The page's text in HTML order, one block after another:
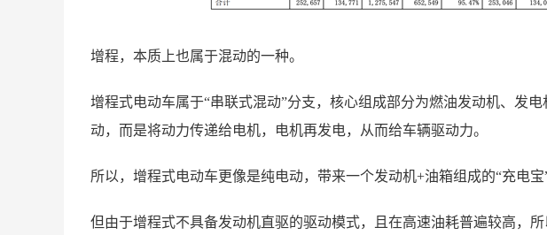
增程，本质上也属于混动的一种。
增程式电动车属于“串联式混动”分支，核心组成部分为燃油发动机、发
动，而是将动力传递给电机，电机再发电，从而给车辆驱动力。
所以，增程式电动车更像是纯电动，带来一个发动机+油箱组成的“充电宝”
但由于增程式不具备发动机直驱的驱动模式，且在高速油耗普遍较高，